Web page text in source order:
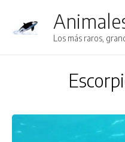
Los más raros,